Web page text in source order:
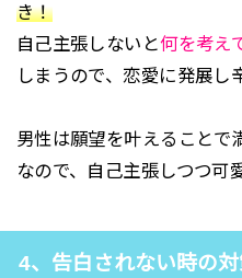
き！
自己主張しないと何を考え
しまうので、恋愛に発展し
男性は願望を叶えることで
なので、自己主張しつつ可
4、告白されない時の